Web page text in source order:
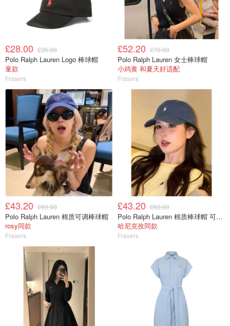
£28.00 £35.00
Polo Ralph Lauren Logo 棒球帽
童款
Frasers
£52.20 £70.00
Polo Ralph Lauren 女士棒球帽
小鸡黄 和夏天好适配
Frasers
£43.20 £60.00
Polo Ralph Lauren 棉质可调棒球帽
rosy同款
Frasers
£43.20 £60.00
Polo Ralph Lauren 棉质棒球帽 可调节
哈尼克孜同款
Frasers